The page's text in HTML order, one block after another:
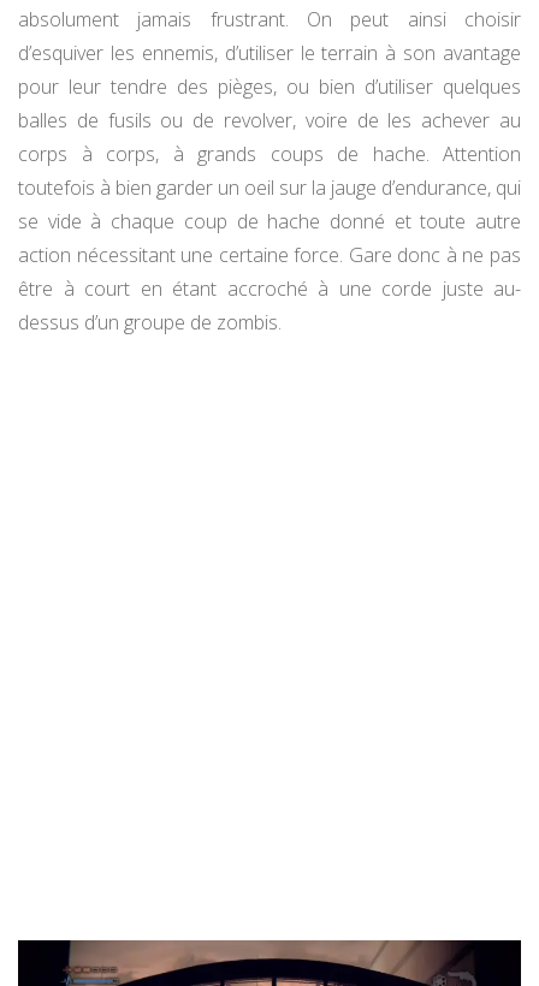
absolument jamais frustrant. On peut ainsi choisir
d’esquiver les ennemis, d’utiliser le terrain à son avantage
pour leur tendre des pièges, ou bien d’utiliser quelques
balles de fusils ou de revolver, voire de les achever au
corps à corps, à grands coups de hache. Attention
toutefois à bien garder un oeil sur la jauge d’endurance, qui
se vide à chaque coup de hache donné et toute autre
action nécessitant une certaine force. Gare donc à ne pas
être à court en étant accroché à une corde juste au-
dessus d’un groupe de zombis.